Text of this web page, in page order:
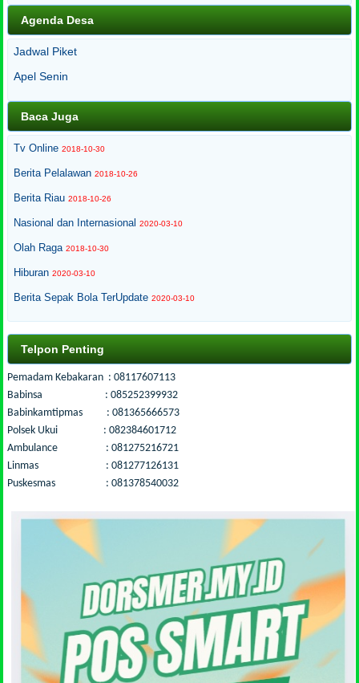
Agenda Desa
Jadwal Piket
Apel Senin
Baca Juga
Tv Online 2018-10-30
Berita Pelalawan 2018-10-26
Berita Riau 2018-10-26
Nasional dan Internasional 2020-03-10
Olah Raga 2018-10-30
Hiburan 2020-03-10
Berita Sepak Bola TerUpdate 2020-03-10
Telpon Penting
Pemadam Kebakaran : 08117607113
Babinsa : 085252399932
Babinkamtipmas : 081365666573
Polsek Ukui : 082384601712
Ambulance : 081275216721
Linmas : 081277126131
Puskesmas : 081378540032